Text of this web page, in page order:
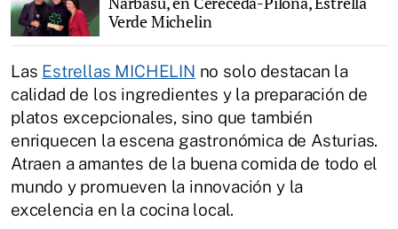
Verde Michelin
Las Estrellas MICHELIN no solo destacan la
calidad de los ingredientes y la preparación de
platos excepcionales, sino que también
enriquecen la escena gastronómica de Asturias.
Atraen a amantes de la buena comida de todo el
mundo y promueven la innovación y la
excelencia en la cocina local.